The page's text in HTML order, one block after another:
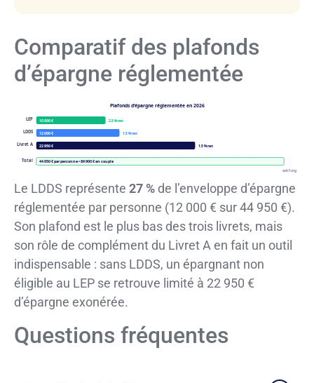
Comparatif des plafonds
d’épargne réglementée
Plafonds d’épargne réglementée en 2026
LEP 10 000 € 2,5 % net
LDDS 12 000 € 1,5 % net
Livret A 22 950 € 1,5 % net
Total 44 950 € par personne • 89 900 € en couple
adcf.org
Le LDDS représente 27 % de l’enveloppe d’épargne
réglementée par personne (12 000 € sur 44 950 €).
Son plafond est le plus bas des trois livrets, mais
son rôle de complément du Livret A en fait un outil
indispensable : sans LDDS, un épargnant non
éligible au LEP se retrouve limité à 22 950 €
d’épargne exonérée.
Questions fréquentes